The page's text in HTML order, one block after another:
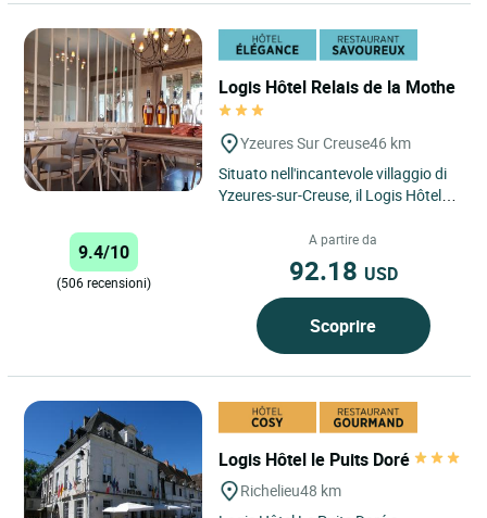
Logis Hôtel Relais de la Mothe
Yzeures Sur Creuse46 km
Situato nell'incantevole villaggio di
Yzeures-sur-Creuse, il Logis Hôtel
9.4/10
(506 recensioni)
A partire da
92.18 USD
Scoprire
Logis Hôtel le Puits Doré
Richelieu48 km